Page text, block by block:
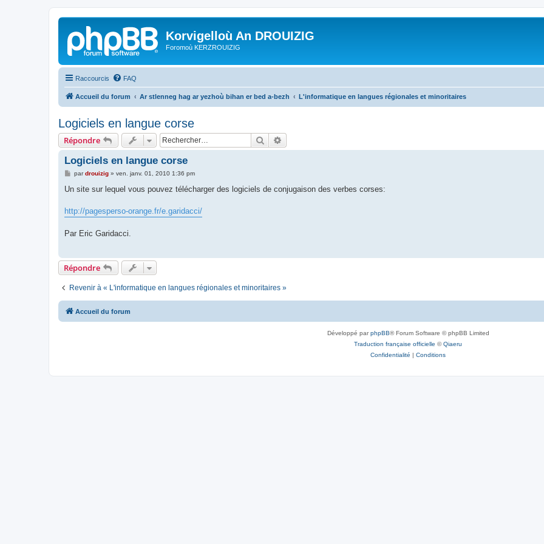
Korvigelloù An DROUIZIG
Foromoù KERZROUIZIG
Raccourcis FAQ
Accueil du forum Ar stlenneg hag ar yezhoù bihan er bed a-bezh L'informatique en langues régionales et minoritaires
Logiciels en langue corse
Répondre Rechercher
Logiciels en langue corse
M
s
g
e
pardrouizig» ven. janv. 01, 2010 1:36 pm
Un site sur lequel vous pouvez télécharger des logiciels de conjugaison des verbes corses:
http://pagesperso-orange.fr/e.garidacci/
Par Eric Garidacci.
Répondre
Revenir à « L'informatique en langues régionales et minoritaires »
Accueil du forum
Développé parphpBB® Forum Software © phpBB Limited
Traduction française officielle ©Qiaeru
Confidentialité | Conditions